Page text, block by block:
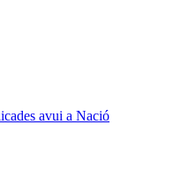
avui a Nació